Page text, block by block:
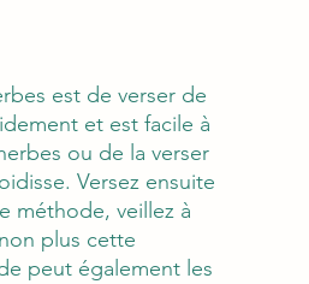
est de verser de
et est facile à
ou de la verser
Versez ensuite
méthode, veillez à
plus cette
peut également les